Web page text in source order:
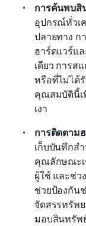
การค้นพบสิ
อุปกรณ์ทั่วเ
ปลายทาง
ฮาร์ดแวร์แ
เดียว การส
หรือที่ไม่ได้
คุณสมบัตินี้เ
เงา
การติดตาม
เก็บบันทึกส
คุณลักษณะเ
ผู้ใช้ และช่
ช่วยป้องกัน
จัดสรรทรัพ
มอบสินทรัพ